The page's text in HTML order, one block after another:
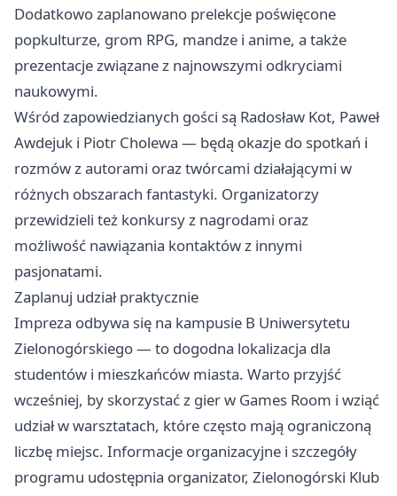
Dodatkowo zaplanowano prelekcje poświęcone
popkulturze, grom RPG, mandze i anime, a także
prezentacje związane z najnowszymi odkryciami
naukowymi.
Wśród zapowiedzianych gości są Radosław Kot, Paweł
Awdejuk i Piotr Cholewa — będą okazje do spotkań i
rozmów z autorami oraz twórcami działającymi w
różnych obszarach fantastyki. Organizatorzy
przewidzieli też konkursy z nagrodami oraz
możliwość nawiązania kontaktów z innymi
pasjonatami.
Zaplanuj udział praktycznie
Impreza odbywa się na kampusie B Uniwersytetu
Zielonogórskiego — to dogodna lokalizacja dla
studentów i mieszkańców miasta. Warto przyjść
wcześniej, by skorzystać z gier w Games Room i wziąć
udział w warsztatach, które często mają ograniczoną
liczbę miejsc. Informacje organizacyjne i szczegóły
programu udostępnia organizator, Zielonogórski Klub